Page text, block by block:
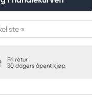
»
Fri retur
30 dagers åpent kjøp.